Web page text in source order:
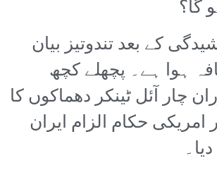
گا؟
کے بعد تندوتیز بیان
ہوا ہے۔ پچھلے کچھ
چار آئل ٹینکر دھماکوں کا
امریکی حکام الزام ایران